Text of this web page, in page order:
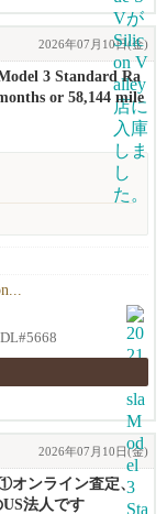
2026年07月10日(金)
3 Standard Ra
or 58,144 mile
2026年07月10日(金)
オンライン査定、
法人です